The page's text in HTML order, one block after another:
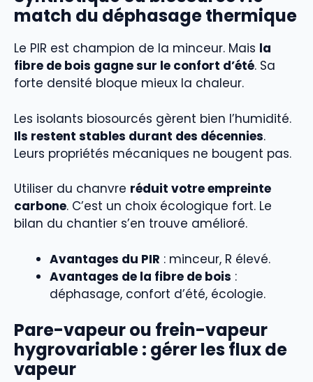
match du déphasage thermique
Le PIR est champion de la minceur. Mais la
fibre de bois gagne sur le confort d’été. Sa
forte densité bloque mieux la chaleur.
Les isolants biosourcés gèrent bien l’humidité.
Ils restent stables durant des décennies.
Leurs propriétés mécaniques ne bougent pas.
Utiliser du chanvre réduit votre empreinte
carbone. C’est un choix écologique fort. Le
bilan du chantier s’en trouve amélioré.
Avantages du PIR : minceur, R élevé.
Avantages de la fibre de bois :
déphasage, confort d’été, écologie.
Pare-vapeur ou frein-vapeur
hygrovariable : gérer les flux de
vapeur